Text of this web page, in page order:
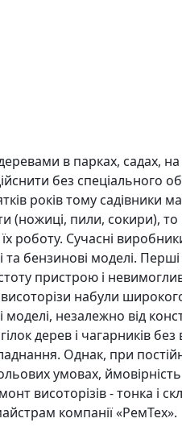
в парках, садах,
без спеціального
років тому садівники
(ножиці, пили, сокири), то
роботу. Сучасні
та бензинові моделі.
пристрою і
висоторізи набули
моделі, незалежно від
дерев і чагарників
Однак, при
умовах,
висоторізів - тонка і
компанії «РемТех».